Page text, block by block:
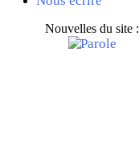
Nouvelles du site :